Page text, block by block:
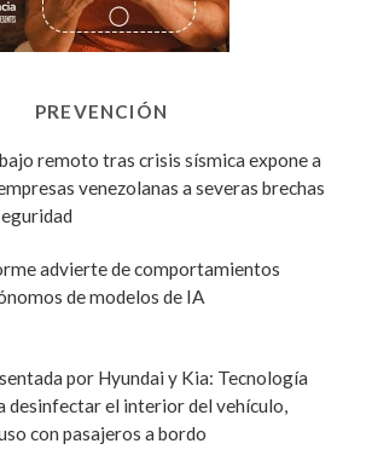
PREVENCIÓN
remoto tras crisis sísmica expone a
venezolanas a severas brechas
advierte de comportamientos
de modelos de IA
por Hyundai y Kia: Tecnología
desinfectar el interior del vehículo,
con pasajeros a bordo